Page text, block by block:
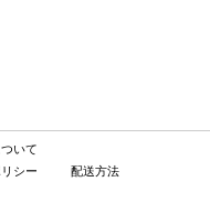
いて
シー 配送方法